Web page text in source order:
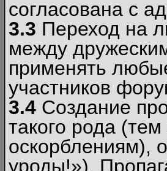
согласована с
3.3 Переход на
между
применять
участников
3.4 Создание
такого рода
оскорблениям),
уроды!»).